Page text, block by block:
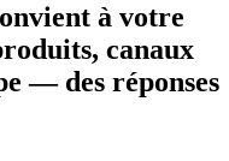
à votre
canaux
— des réponses